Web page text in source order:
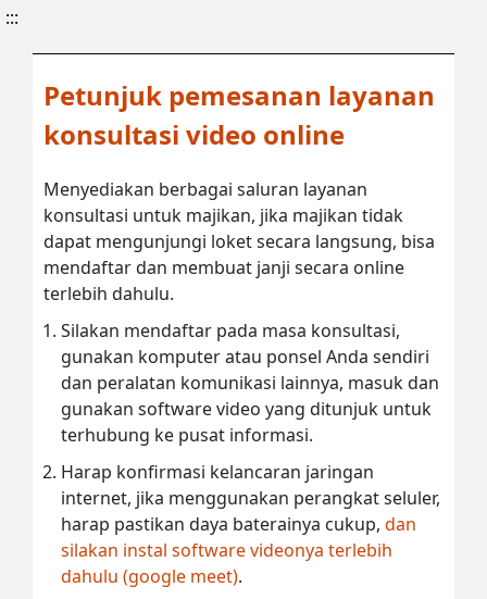
:::
Petunjuk pemesanan layanan
konsultasi video online
Menyediakan berbagai saluran layanan
konsultasi untuk majikan, jika majikan tidak
dapat mengunjungi loket secara langsung, bisa
mendaftar dan membuat janji secara online
terlebih dahulu.
Silakan mendaftar pada masa konsultasi,
gunakan komputer atau ponsel Anda sendiri
dan peralatan komunikasi lainnya, masuk dan
gunakan software video yang ditunjuk untuk
terhubung ke pusat informasi.
Harap konfirmasi kelancaran jaringan
internet, jika menggunakan perangkat seluler,
harap pastikan daya baterainya cukup, dan
silakan instal software videonya terlebih
dahulu (google meet).